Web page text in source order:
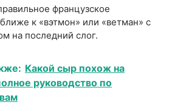
французское
к «вэтмон» или «ветман» с
на последний слог.
Какой сыр похож на
руководство по